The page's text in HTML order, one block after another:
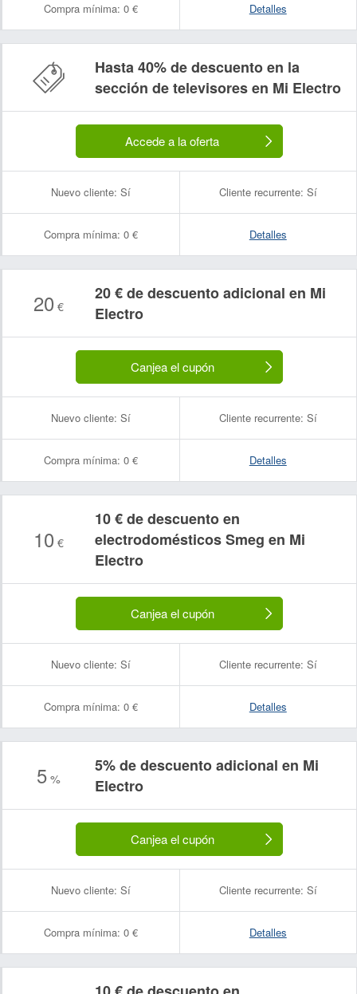
Compra mínima: 0 € Detalles
Hasta 40% de descuento en la
sección de televisores en Mi Electro
Accede a la oferta
Nuevo cliente: Sí Cliente recurrente: Sí
Compra mínima: 0 € Detalles
20 €
20 € de descuento adicional en Mi
Electro
Canjea el cupón
Nuevo cliente: Sí Cliente recurrente: Sí
Compra mínima: 0 € Detalles
10 €
10 € de descuento en
electrodomésticos Smeg en Mi
Electro
Canjea el cupón
Nuevo cliente: Sí Cliente recurrente: Sí
Compra mínima: 0 € Detalles
5%
5% de descuento adicional en Mi
Electro
Canjea el cupón
Nuevo cliente: Sí Cliente recurrente: Sí
Compra mínima: 0 € Detalles